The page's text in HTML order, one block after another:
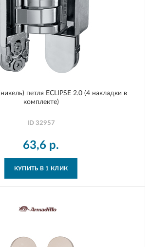
петля ECLIPSE 2.0 (4 накладки в
комплекте)
ID 32957
63,6 р.
КУПИТЬ В 1 КЛИК